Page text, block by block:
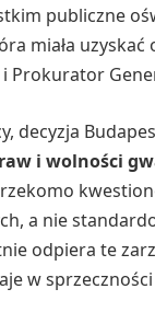
publiczne
miała
Prokurator
decyzja
i wolności
rzekomo
a nie
odpiera te
w